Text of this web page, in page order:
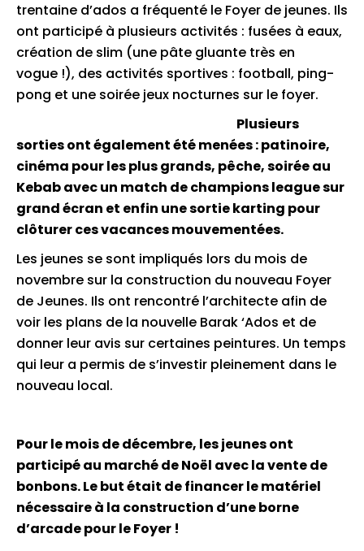
trentaine d’ados a fréquenté le Foyer de jeunes. Ils
ont participé à plusieurs activités : fusées à eaux,
création de slim (une pâte gluante très en
vogue !), des activités sportives : football, ping-
pong et une soirée jeux nocturnes sur le foyer.
Plusieurs
sorties ont également été menées : patinoire,
cinéma pour les plus grands, pêche, soirée au
Kebab avec un match de champions league sur
grand écran et enfin une sortie karting pour
clôturer ces vacances mouvementées.
Les jeunes se sont impliqués lors du mois de
novembre sur la construction du nouveau Foyer
de Jeunes. Ils ont rencontré l’architecte afin de
voir les plans de la nouvelle Barak ‘Ados et de
donner leur avis sur certaines peintures. Un temps
qui leur a permis de s’investir pleinement dans le
nouveau local.
Pour le mois de décembre, les jeunes ont
participé au marché de Noël avec la vente de
bonbons. Le but était de financer le matériel
nécessaire à la construction d’une borne
d’arcade pour le Foyer !